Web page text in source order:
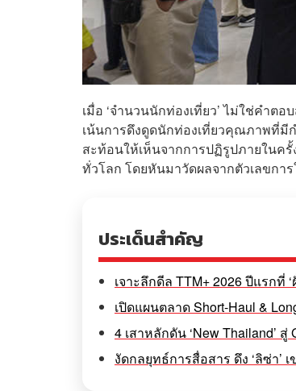
เมื่อ ‘จำนวนนักท่องเที่ยว’ ไม่ใช่คำต
เน้นการดึงดูดนักท่องเที่ยวคุณภาพที่มีก
สะท้อนให้เห็นจากการปฏิรูปภายในค
ทั่วโลก โดยหันมาวัดผลจากตัวเลขการ
ประเด็นสำคัญ
เจาะลึกดีล TTM+ 2026 ปีแรกที่
เปิดแผนตลาด Short-Haul &
4 เสาหลักดัน ‘New Thailand’
งัดกลยุทธ์การสื่อสาร ดึง ‘ลิซ่า’